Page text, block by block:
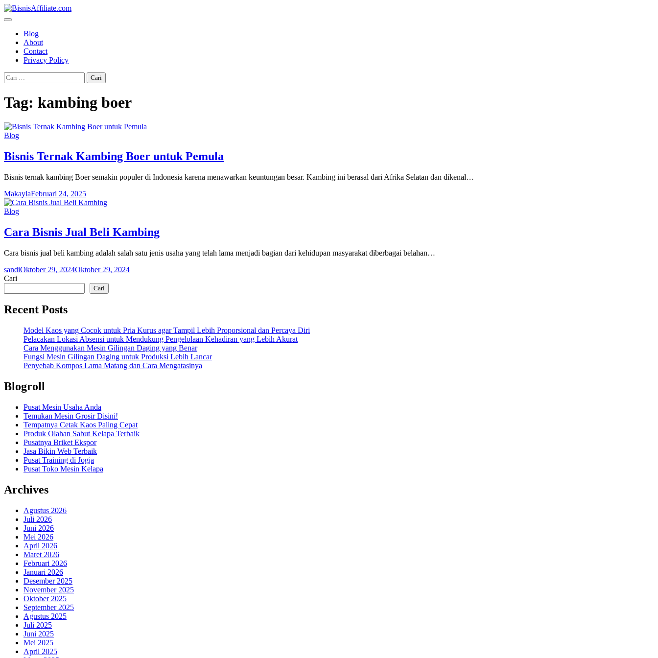
Skip
to
Blog
About
Contact
Privacy Policy
Cari
untuk:
Tag: kambing boer
Blog
Bisnis Ternak Kambing Boer untuk Pemula
Bisnis ternak kambing Boer semakin populer di Indonesia karena menawarkan keuntungan besar. Kambing ini berasal dari Afrika Selatan dan dikenal…
MakaylaFebruari 24, 2025
Blog
Cara Bisnis Jual Beli Kambing
Cara bisnis jual beli kambing adalah salah satu jenis usaha yang telah lama menjadi bagian dari kehidupan masyarakat diberbagai belahan…
sandiOktober 29, 2024Oktober 29, 2024
Cari
Cari
Recent Posts
Model Kaos yang Cocok untuk Pria Kurus agar Tampil Lebih Proporsional dan Percaya Diri
Pelacakan Lokasi Absensi untuk Mendukung Pengelolaan Kehadiran yang Lebih Akurat
Cara Menggunakan Mesin Gilingan Daging yang Benar
Fungsi Mesin Gilingan Daging untuk Produksi Lebih Lancar
Penyebab Kompos Lama Matang dan Cara Mengatasinya
Blogroll
Pusat Mesin Usaha Anda
Temukan Mesin Grosir Disini!
Tempatnya Cetak Kaos Paling Cepat
Produk Olahan Sabut Kelapa Terbaik
Pusatnya Briket Ekspor
Jasa Bikin Web Terbaik
Pusat Training di Jogja
Pusat Toko Mesin Kelapa
Archives
Agustus 2026
Juli 2026
Juni 2026
Mei 2026
April 2026
Maret 2026
Februari 2026
Januari 2026
Desember 2025
November 2025
Oktober 2025
September 2025
Agustus 2025
Juli 2025
Juni 2025
Mei 2025
April 2025